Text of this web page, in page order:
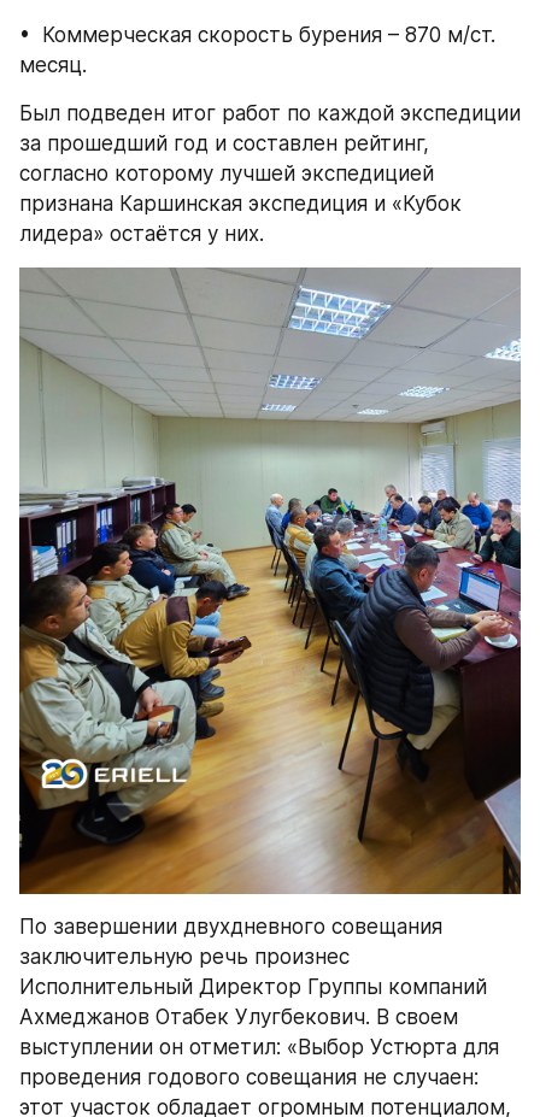
•  Коммерческая скорость бурения – 870 м/ст.
месяц.
Был подведен итог работ по каждой экспедиции
за прошедший год и составлен рейтинг,
согласно которому лучшей экспедицией
признана Каршинская экспедиция и «Кубок
лидера» остаётся у них.
По завершении двухдневного совещания
заключительную речь произнес
Исполнительный Директор Группы компаний
Ахмеджанов Отабек Улугбекович. В своем
выступлении он отметил: «Выбор Устюрта для
проведения годового совещания не случаен:
этот участок обладает огромным потенциалом,